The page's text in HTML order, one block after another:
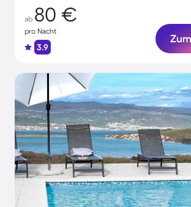
ab 80 €
pro Nacht
3.9